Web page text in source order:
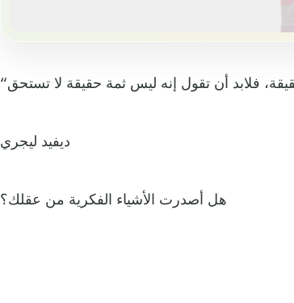
ديفيد ليجري
هل أصدرت الأشياء الفكرية من عقلك؟